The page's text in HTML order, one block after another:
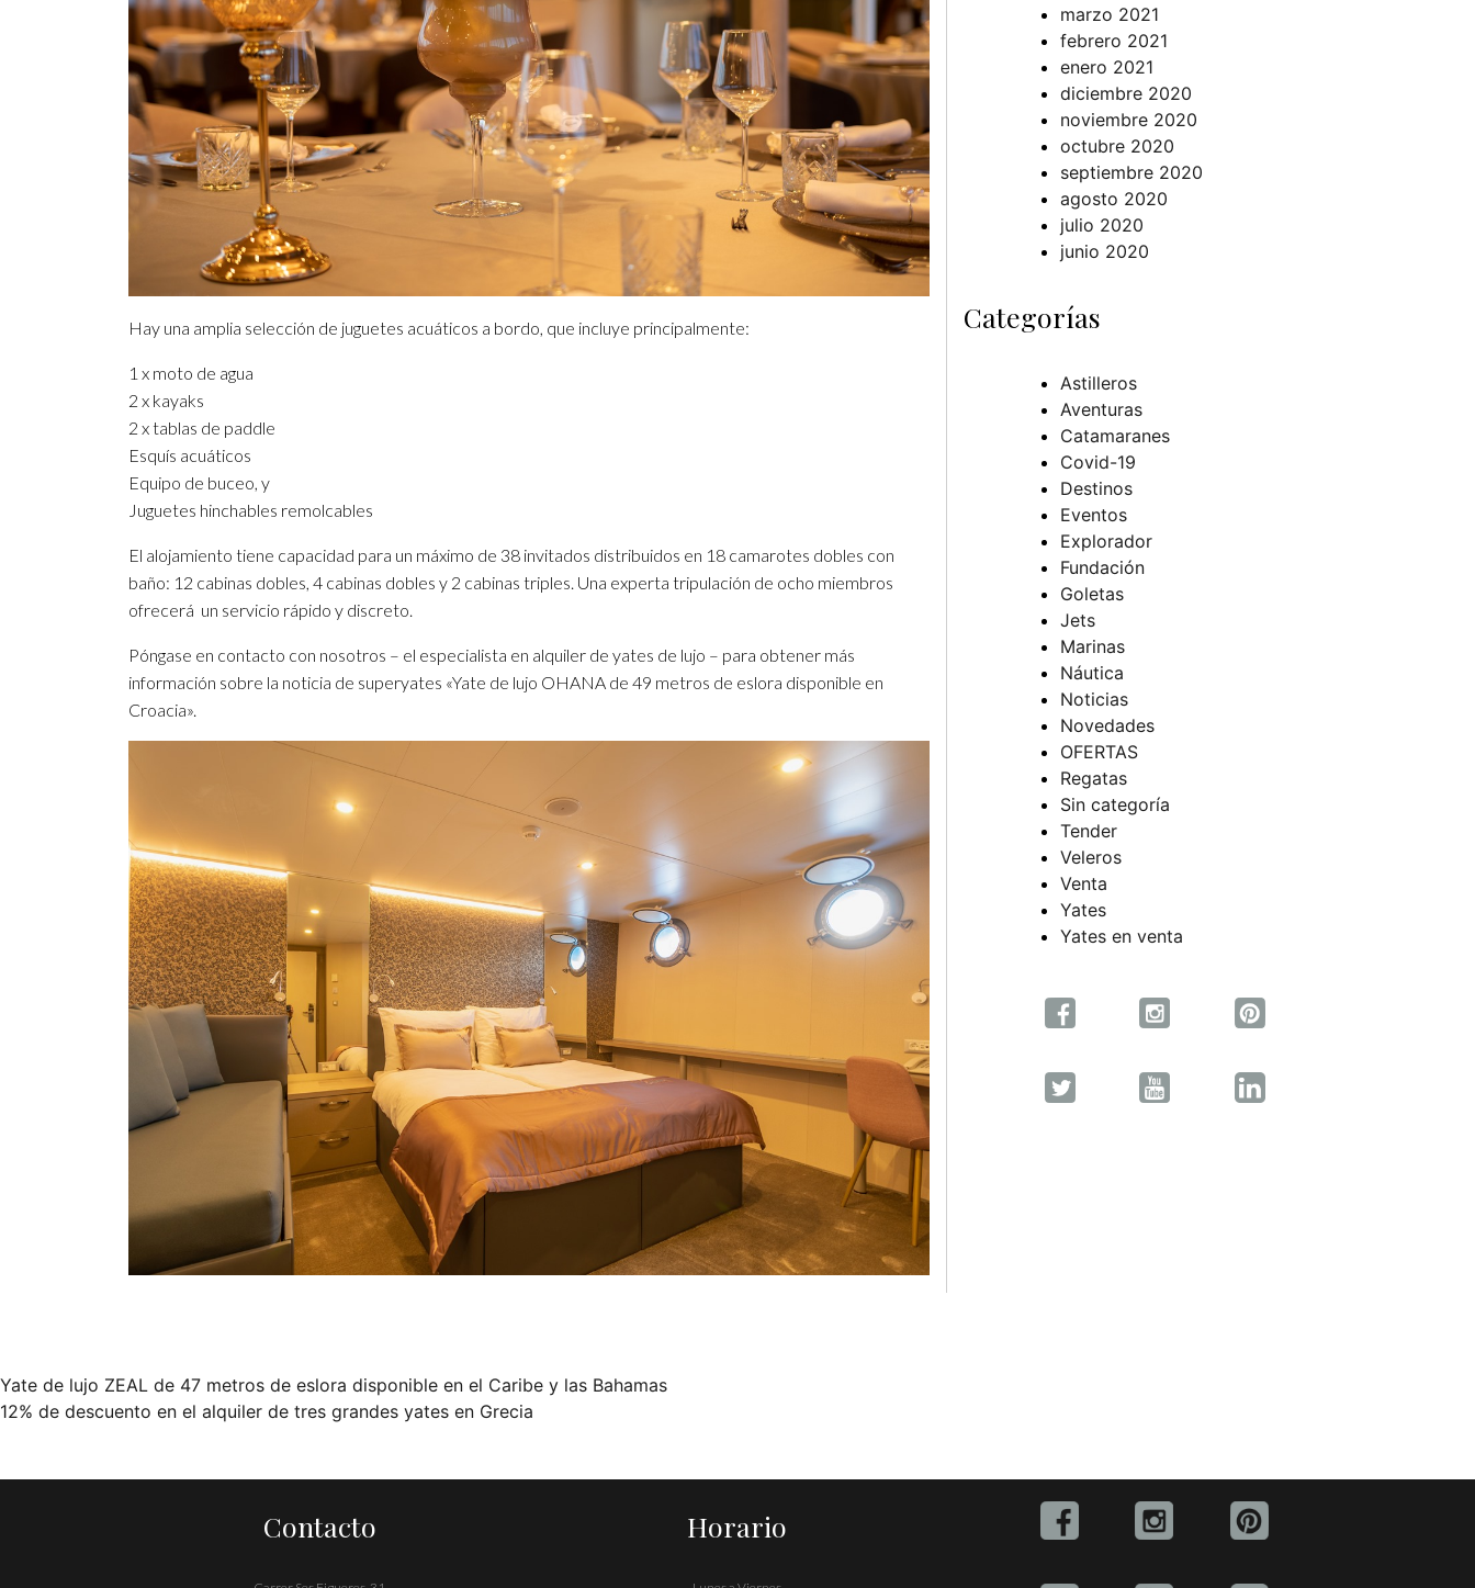
Hay una amplia selección de juguetes acuáticos a bordo, que incluye principalmente:
1 x moto de agua
2 x kayaks
2 x tablas de paddle
Esquís acuáticos
Equipo de buceo, y
Juguetes hinchables remolcables
El alojamiento tiene capacidad para un máximo de 38 invitados distribuidos en 18 camarotes dobles con
baño: 12 cabinas dobles, 4 cabinas dobles y 2 cabinas triples. Una experta tripulación de ocho miembros
ofrecerá un servicio rápido y discreto.
Póngase en contacto con nosotros – el especialista en alquiler de yates de lujo – para obtener más
información sobre la noticia de superyates «Yate de lujo OHANA de 49 metros de eslora disponible en
Croacia».
marzo 2021
febrero 2021
enero 2021
diciembre 2020
noviembre 2020
octubre 2020
septiembre 2020
agosto 2020
julio 2020
junio 2020
Categorías
Astilleros
Aventuras
Catamaranes
Covid-19
Destinos
Eventos
Explorador
Fundación
Goletas
Jets
Marinas
Náutica
Noticias
Novedades
OFERTAS
Regatas
Sin categoría
Tender
Veleros
Venta
Yates
Yates en venta
Navegación
de
Yate de lujo ZEAL de 47 metros de eslora disponible en el Caribe y las Bahamas
12% de descuento en el alquiler de tres grandes yates en Grecia
Contacto Horario